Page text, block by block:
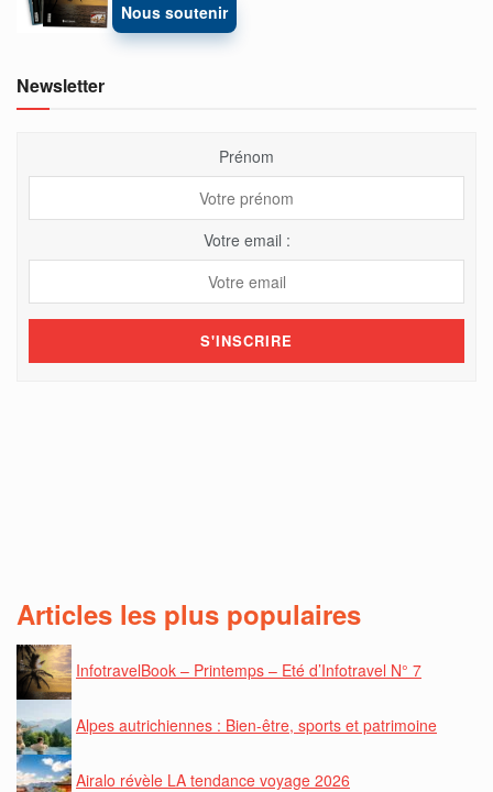
Nous soutenir
Newsletter
Prénom
Votre email :
Articles les plus populaires
InfotravelBook – Printemps – Eté d’Infotravel N° 7
Alpes autrichiennes : Bien-être, sports et patrimoine
Airalo révèle LA tendance voyage 2026